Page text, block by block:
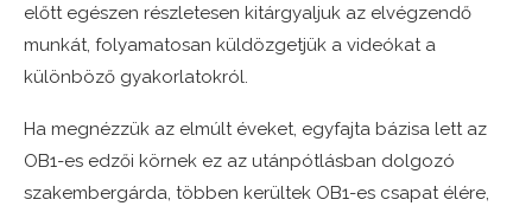
előtt egészen részletesen kitárgyaljuk az elvégzendő
munkát, folyamatosan küldözgetjük a videókat a
különböző gyakorlatokról.
Ha megnézzük az elmúlt éveket, egyfajta bázisa lett az
OB1-es edzői körnek ez az utánpótlásban dolgozó
szakembergárda, többen kerültek OB1-es csapat élére,